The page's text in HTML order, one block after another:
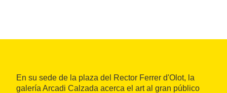
En su sede de la plaza del Rector Ferrer d'Olot, la
galería Arcadi Calzada acerca el art al gran público